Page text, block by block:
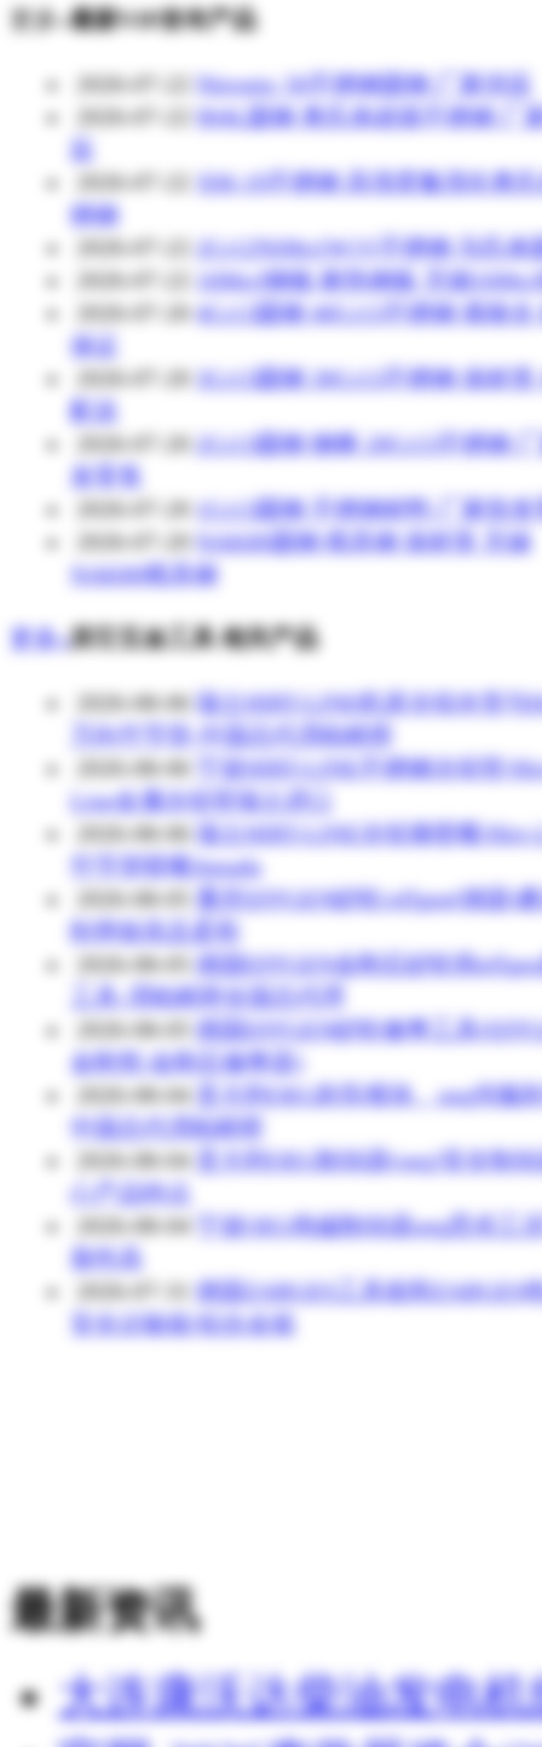
更多»最新VIP发布产品
Nitronic 50不锈钢圆钢 厂家供应
904L圆钢 奥氏体超级不锈钢 厂
应
XM-19不锈钢 高强度氮强化奥
锈钢
2Cr12NiMo1W1V不锈钢 马氏体
16Mo3钢板 耐热钢板 无锡
4Cr13圆钢 40Cr13不锈钢 规格全
保证
3Cr13圆钢 30Cr13不锈钢 保材质
配送
2Cr13圆钢 钢棒 20Cr13不锈钢
发零售
1Cr13圆钢 不锈钢材料 厂家批发
NAK80圆钢 模具钢 保材质 无锡
NAK80模具钢
更多»其它五金工具 相关产品
2026-08-06
瑞士HIRT-LINE机床冷却水管与
万向竹节管-中国总代渭柏精密
2026-08-06
宁波HIRT-LINE不锈钢冷却管/
Line金属冷却管瑞士进口
2026-08-06
瑞士HIRT-LINE冷却液喷嘴/Hirt-
竹节管喷嘴Amada
2026-08-05
重庆EFFGEN砂轮/effgen(德国)
削率较高且柔和
2026-08-05
德国EFFGEN金刚石砂轮和
工具-渭柏精密全国总代理
2026-08-05
德国EFFGEN砂轮修整工具
金刚笔/金刚石修整器)
2026-08-04
意大利OEG刹车模块、oeg伺服
中国总代渭柏精密
2026-08-04
意大利OEG制动器(oeg)安全制
心产品特点
2026-08-04
宁波OEG电磁制动器oeg恶劣工
靠性高
德国ZARGES工具箱和ZARGES
安全运输箱/铝合金箱
最新资讯
大连康沃达柴油发电机